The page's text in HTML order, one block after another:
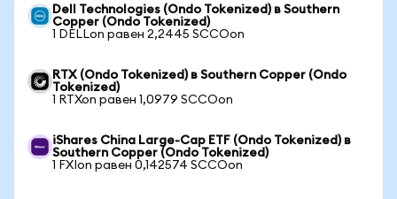
Dell Technologies (Ondo Tokenized) в Southern
Copper (Ondo Tokenized)
1 DELLon равен 2,2445 SCCOon
RTX (Ondo Tokenized) в Southern Copper (Ondo
Tokenized)
1 RTXon равен 1,0979 SCCOon
iShares China Large-Cap ETF (Ondo Tokenized) в
Southern Copper (Ondo Tokenized)
1 FXIon равен 0,142574 SCCOon